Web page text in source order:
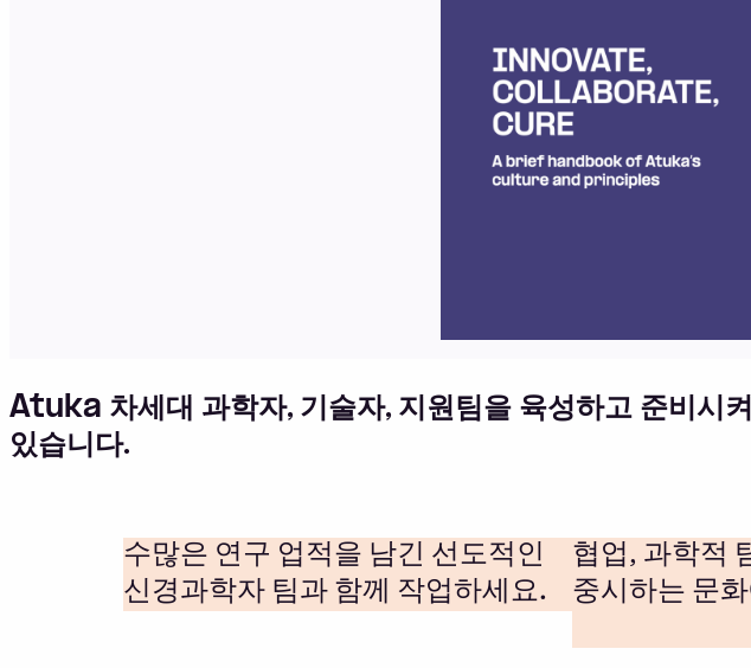
Atuka 차세대 과학자, 기술자, 지원팀을 육성하고 준비시
있습니다.
수많은 연구 업적을 남긴 선도적인
신경과학자 팀과 함께 작업하세요.
협업, 과학적
중시하는 문